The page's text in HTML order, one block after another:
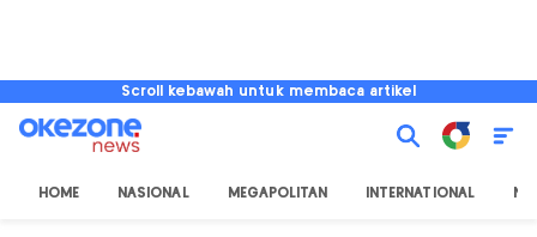
Scroll kebawah untuk membaca artikel
HOME NASIONAL MEGAPOLITAN INTERNATIONAL